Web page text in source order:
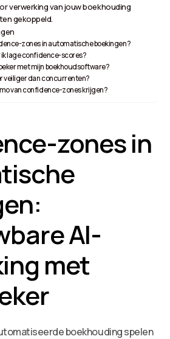
verwerking van jouw boekhouding
gekoppeld.
zones in automatische boekingen?
ik lage confidence-scores?
met mijn boekhoudsoftware?
veiliger dan concurrenten?
van confidence-zones krijgen?
zones in
AI-
met
boekhouding spelen